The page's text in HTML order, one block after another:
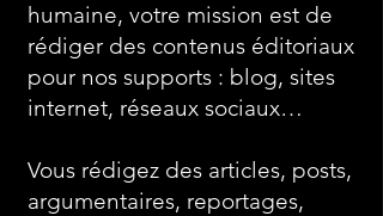
humaine, votre mission est de
rédiger des contenus éditoriaux
pour nos supports : blog, sites
internet, réseaux sociaux…
Vous rédigez des articles, posts,
argumentaires, reportages,